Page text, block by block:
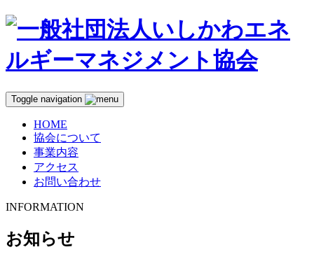
Toggle navigation
HOME
協会について
事業内容
アクセス
お問い合わせ
INFORMATION
お知らせ